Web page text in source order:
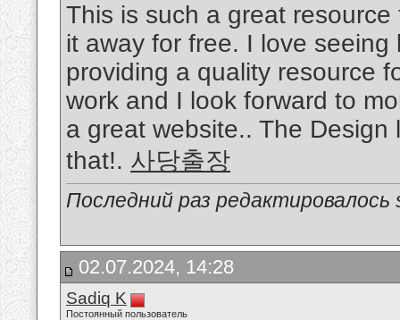
This is such a great
it away for free. I love
providing a quality resource
work and I look forward to
a great website.. The
that!. 사당출장
Последний раз редактировалось
02.07.2024, 14:28
Sadiq K
Постоянный пользователь